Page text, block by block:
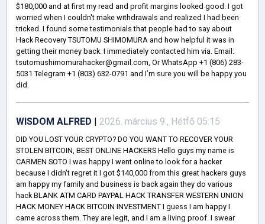
$180,000 and at first my read and profit margins looked good. I got
worried when I couldn't make withdrawals and realized I had been
tricked. I found some testimonials that people had to say about
Hack Recovery TSUTOMU SHIMOMURA and how helpful it was in
getting their money back. I immediately contacted him via. Email:
tsutomushimomurahacker@gmail.com, Or WhatsApp +1 (806) 283-
5031 Telegram +1 (803) 632-0791 and I’m sure you will be happy you
did.
WISDOM ALFRED | 2026. március 9., Hétfő 05:15
DID YOU LOST YOUR CRYPTO? DO YOU WANT TO RECOVER YOUR
STOLEN BITCOIN, BEST ONLINE HACKERS Hello guys my name is
CARMEN SOTO I was happy I went online to look for a hacker
because I didn't regret it I got $140,000 from this great hackers guys
am happy my family and business is back again they do various
hack BLANK ATM CARD PAYPAL HACK TRANSFER WESTERN UNION
HACK MONEY HACK BITCOIN INVESTMENT I guess I am happy I
came across them. They are legit, and I am a living proof. I swear